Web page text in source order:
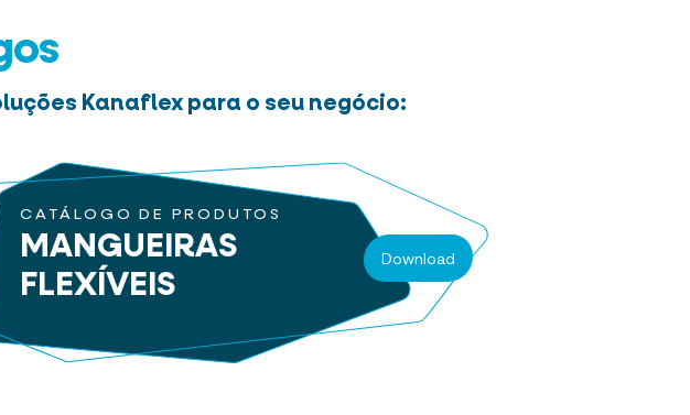
Kanaflex para o seu negócio:
CATÁLOGO DE PRODUTOS
MANGUEIRAS
FLEXÍVEIS
Download